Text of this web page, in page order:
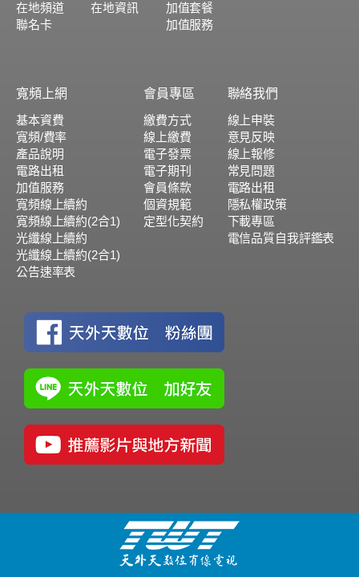
在地頻道
聯名卡
在地資訊
加值套餐
加值服務
寬頻上網
基本資費
寬頻/費率
產品說明
電路出租
加值服務
寬頻線上續約
寬頻線上續約(2合1)
光纖線上續約
光纖線上續約(2合1)
公告速率表
會員專區
繳費方式
線上繳費
電子發票
電子期刊
會員條款
個資規範
定型化契約
聯絡我們
線上申裝
意見反映
線上報修
常見問題
電路出租
隱私權政策
下載專區
電信品質自我評鑑表